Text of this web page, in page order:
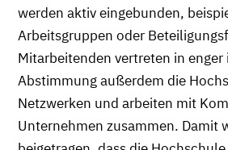
werden aktiv eingebunden,
Arbeitsgruppen oder
Mitarbeitenden vertreten in enger
Abstimmung außerdem die
Netzwerken und arbeiten mit
Unternehmen zusammen. Damit